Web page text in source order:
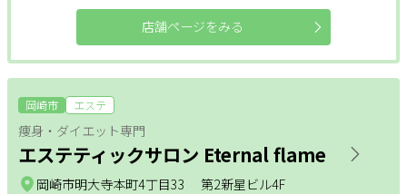
店舗ページをみる
岡崎市 エステ
痩身・ダイエット専門
エステティックサロン Eternal flame
岡崎市明大寺本町4丁目33 第2新星ビル4F